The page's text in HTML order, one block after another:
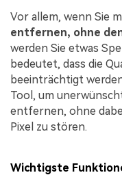
Vor allem, wenn Sie
entfernen, ohne
werden Sie etwas
bedeutet, dass die
beeinträchtigt
Tool, um
entfernen, ohne
Pixel zu stören.
Wichtigste